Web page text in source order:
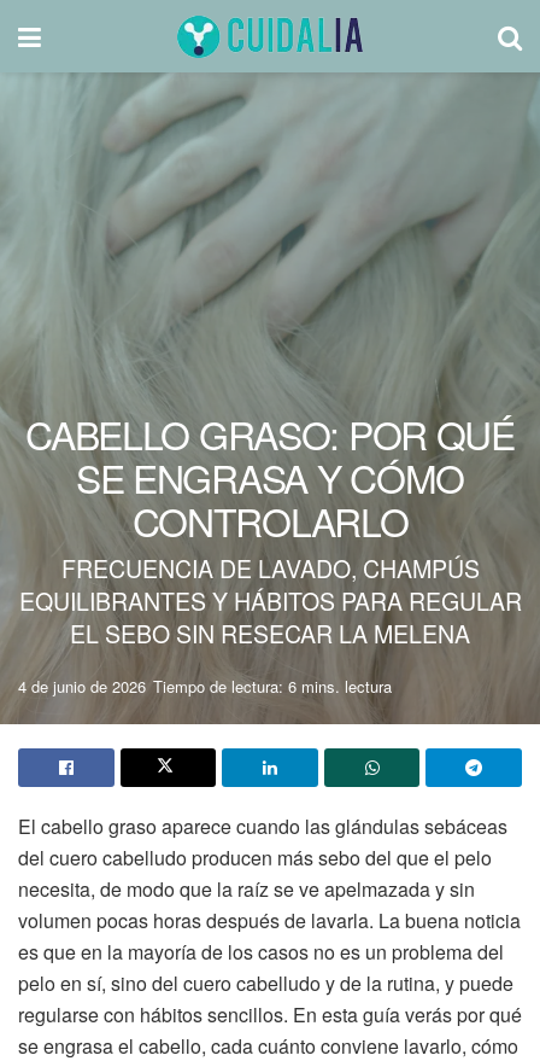
CABELLO GRASO: POR QUÉ
SE ENGRASA Y CÓMO
CONTROLARLO
FRECUENCIA DE LAVADO, CHAMPÚS
EQUILIBRANTES Y HÁBITOS PARA REGULAR
EL SEBO SIN RESECAR LA MELENA
4 de junio de 2026 Tiempo de lectura: 6 mins. lectura
El cabello graso aparece cuando las glándulas sebáceas
del cuero cabelludo producen más sebo del que el pelo
necesita, de modo que la raíz se ve apelmazada y sin
volumen pocas horas después de lavarla. La buena noticia
es que en la mayoría de los casos no es un problema del
pelo en sí, sino del cuero cabelludo y de la rutina, y puede
regularse con hábitos sencillos. En esta guía verás por qué
se engrasa el cabello, cada cuánto conviene lavarlo, cómo